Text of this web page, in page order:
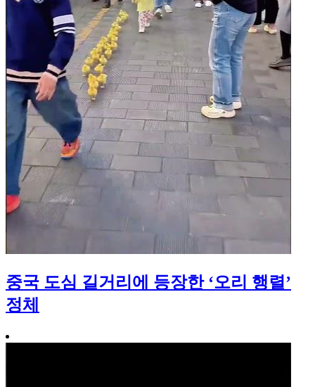
중국 도심 길거리에 등장한 ‘오리 행렬’
정체